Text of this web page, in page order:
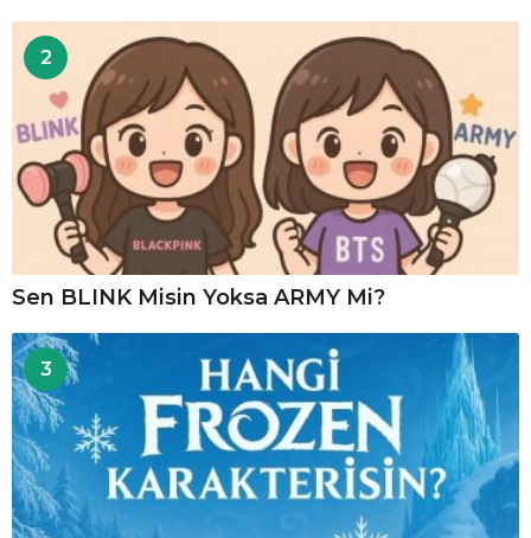
2
Sen BLINK Misin Yoksa ARMY Mi?
3